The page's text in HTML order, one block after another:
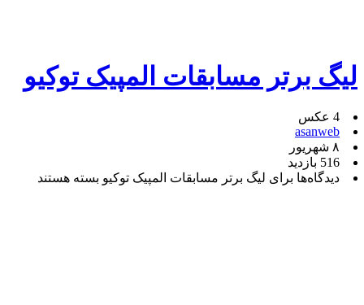
لیگ برتر مسابقات المپیک توکیو
4 عکس
asanweb
۸ شهریور
516 بازدید
دیدگاه‌ها برای لیگ برتر مسابقات المپیک توکیو بسته هستند